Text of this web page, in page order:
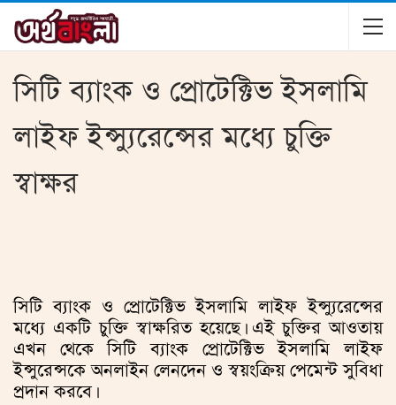
সিটি ব্যাংক ও প্রোটেক্টিভ ইসলামি
লাইফ ইন্স্যুরেন্সের মধ্যে চুক্তি
স্বাক্ষর
সিটি ব্যাংক ও প্রোটেক্টিভ ইসলামি লাইফ ইন্স্যুরেন্সের
মধ্যে একটি চুক্তি স্বাক্ষরিত হয়েছে। এই চুক্তির আওতায়
এখন থেকে সিটি ব্যাংক প্রোটেক্টিভ ইসলামি লাইফ
ইন্সুরেন্সকে অনলাইন লেনদেন ও স্বয়ংক্রিয় পেমেন্ট সুবিধা
প্রদান করবে।